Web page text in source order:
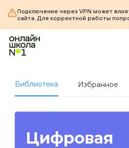
Подключение через VPN может
сайта. Для корректной работы
Библиотека Избранное
Цифровая